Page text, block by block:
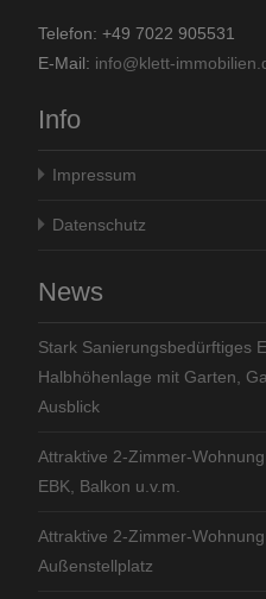
Telefon: +49 7022 905531
E-Mail: info@klett-
Info
Impressum
Datenschutz
News
Stark Sanierungsbedürftiges
Halbhöhenlage mit Garten,
Ausblick
Attraktive 2-Zimmer-
EBK, Balkon u.v.m.
Attraktive 2-Zimmer-
Außenstellplatz